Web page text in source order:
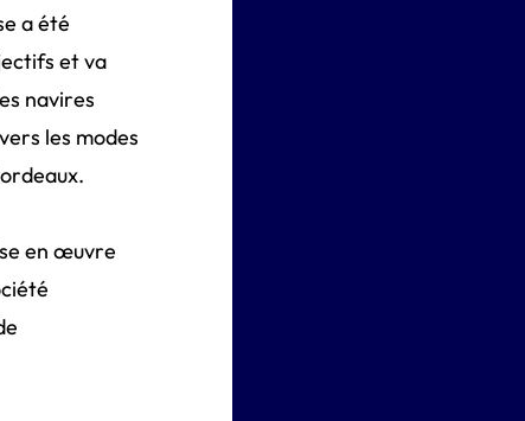
a été
et va
navires
les modes
en œuvre